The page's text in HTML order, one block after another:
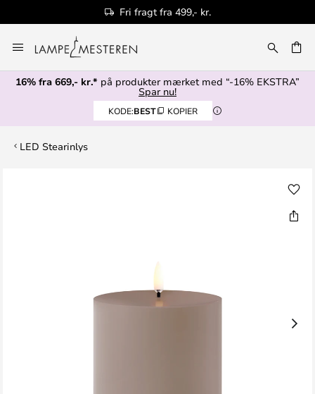
Fri fragt fra 499,- kr.
to
Content
16% fra 669,- kr.* på produkter mærket med “-16% EKSTRA”
Spar nu!
KODE:BEST KOPIER
LED Stearinlys